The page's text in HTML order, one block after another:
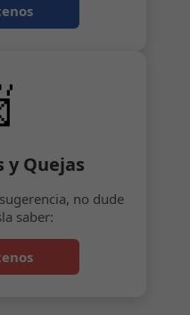
y Quejas
no dude
saber: